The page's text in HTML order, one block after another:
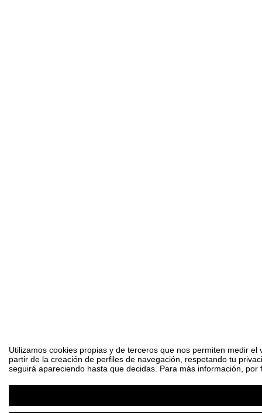
Utilizamos cookies propias y de terceros que nos permiten medir
partir de la creación de perfiles de navegación, respetando tu
seguirá apareciendo hasta que decidas. Para más información,